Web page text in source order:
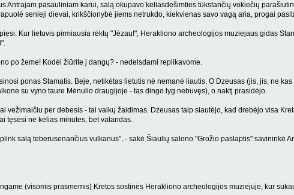
Antrajam pasauliniam karui, salą okupavo keliasdešimties tūkstančių vokiečių
senieji dievai, krikščionybė jiems netrukdo, kiekvienas savo vagą aria, progai
Kur lietuvis pirmiausia rėktų "Jėzau!", Herakliono archeologijos muziejaus gidas
po žeme! Kodėl žiūrite į dangų? - nedelsdami replikavome.
ponas Stamatis. Beje, netikėtas lietutis nė nemanė liautis. O Dzeusas (jis, jis, ne
su vyno taure Mėnulio draugijoje - tas dingo lyg nebuvęs), o naktį prasidėjo.
vežimaičiu per debesis - tai vaikų žaidimas. Dzeusas taip siautėjo, kad drebėjo visa
tęsėsi ne kelias minutes, bet valandas.
salą teberusenančius vulkanus", - sakė Šiaulių salono "Grožio paslaptis"
(visomis prasmėmis) Kretos sostinės Herakliono archeologijos muziejuje, kur